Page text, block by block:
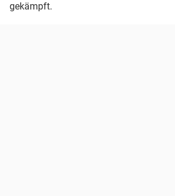
gekämpft.